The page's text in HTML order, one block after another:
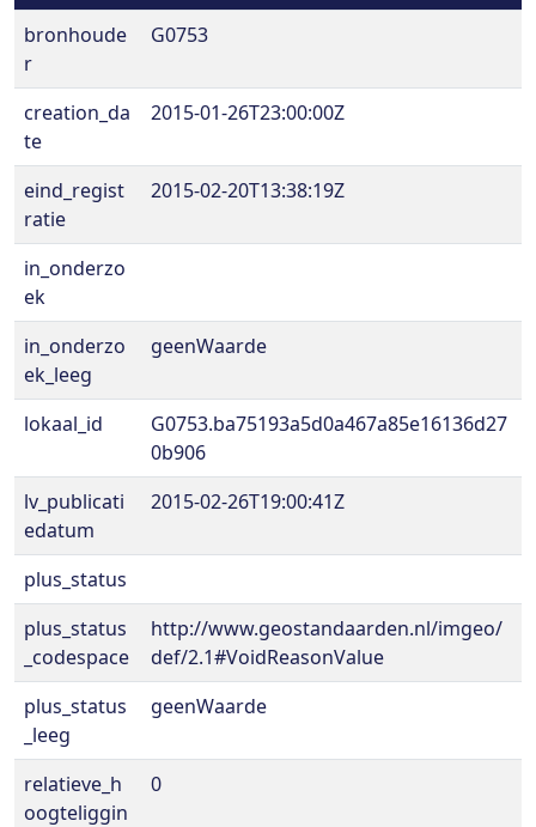
bronhoude
r
G0753
creation_da
te
2015-01-26T23:00:00Z
eind_regist
ratie
2015-02-20T13:38:19Z
in_onderzo
ek
in_onderzo
ek_leeg
geenWaarde
lokaal_id
G0753.ba75193a5d0a467a85e16136d27
0b906
lv_publicati
edatum
2015-02-26T19:00:41Z
plus_status
plus_status
_codespace
http://www.geostandaarden.nl/imgeo/
def/2.1#VoidReasonValue
plus_status
_leeg
geenWaarde
relatieve_h
oogteliggin
0